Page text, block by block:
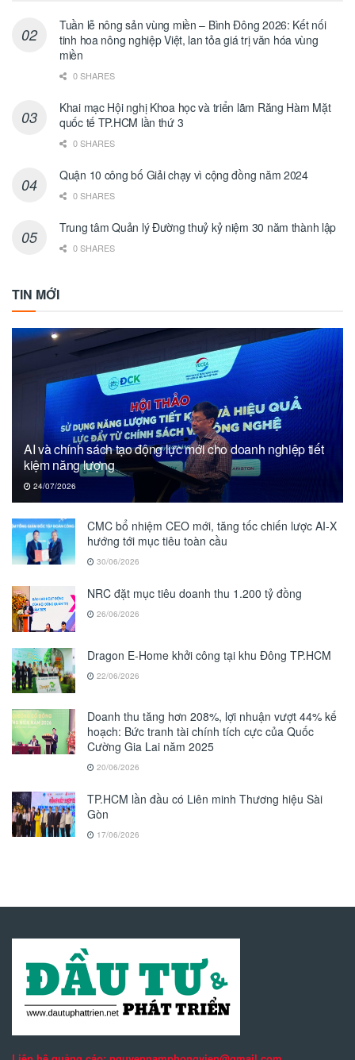
Tuần lễ nông sản vùng miền – Bình Đông 2026: Kết nối
tinh hoa nông nghiệp Việt, lan tỏa giá trị văn hóa vùng
miền
0 SHARES
Khai mạc Hội nghị Khoa học và triển lãm Răng Hàm Mặt
quốc tế TP.HCM lần thứ 3
0 SHARES
Quận 10 công bố Giải chạy vì cộng đồng năm 2024
0 SHARES
Trung tâm Quản lý Đường thuỷ kỷ niệm 30 năm thành lập
0 SHARES
TIN MỚI
AI và chính sách tạo động lực mới cho doanh nghiệp tiết
kiệm năng lượng
24/07/2026
CMC bổ nhiệm CEO mới, tăng tốc chiến lược AI-X
hướng tới mục tiêu toàn cầu
30/06/2026
NRC đặt mục tiêu doanh thu 1.200 tỷ đồng
26/06/2026
Dragon E-Home khởi công tại khu Đông TP.HCM
22/06/2026
Doanh thu tăng hơn 208%, lợi nhuận vượt 44% kế
hoạch: Bức tranh tài chính tích cực của Quốc
Cường Gia Lai năm 2025
20/06/2026
TP.HCM lần đầu có Liên minh Thương hiệu Sài
Gòn
17/06/2026